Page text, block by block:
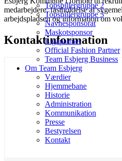
Topspillergruppe 2
Topspillergruppe 3
Navnesponsorat
Maskotsponsor
Ligapartner
Official Fashion Partner
Team Esbjerg Business
Om Team Esbjerg
Værdier
Hjemmebane
Historie
Administration
Kommunikation
Presse
Bestyrelsen
Kontakt
medarbejdere, fastholdelse af
arbejdspladsen og information om
Kontaktinformation